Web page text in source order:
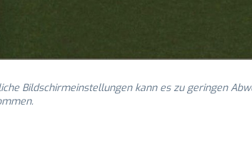
Bildschirmeinstellungen kann es zu geringen